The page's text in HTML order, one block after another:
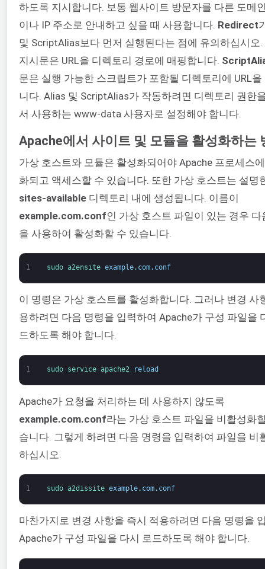
하도록 지시합니다. 보통 웹사이트 방문자를 다른 도메
이나 IP 주소로 안내하고 싶을 때 사용합니다. Redirect
및 ScriptAlias보다 먼저 실행된다는 점에 유의하십시오.
지시문은 URL을 디렉토리 경로에 매핑합니다.
문은 실행 가능한 스크립트가 포함될 디렉토리에 URL을
니다. Alias 및 ScriptAlias가 작동하려면 디렉토리 권한
서 사용하는 www-data 사용자로 설정해야 합니다.
Apache에서 사이트 및 모듈을 활성화하는
가상 호스트와 모듈은 활성화되어야 Apache 프로세스
화되고 액세스할 수 있습니다. 또한 가상 호스트는 설명
sites-available 디렉토리 내에 생성됩니다. 이름이
example.com.conf인 가상 호스트 파일이 있는 경우 다
을 사용하여 활성화할 수 있습니다.
1 sudo a2ensite example. com. conf
이 명령은 가상 호스트를 활성화합니다. 그러나 변경 사
용하려면 다음 명령을 입력하여 Apache가 구성 파일을
드하도록 해야 합니다.
1 sudo service apache2 reload
Apache가 요청을 처리하는 데 사용하지 않도록
example.com.conf라는 가상 호스트 파일을 비활성화
습니다. 그렇게 하려면 다음 명령을 입력하여 파일을 비
하십시오.
1 sudo a2dissite example. com. conf
마찬가지로 변경 사항을 즉시 적용하려면 다음 명령을
Apache가 구성 파일을 다시 로드하도록 해야 합니다.